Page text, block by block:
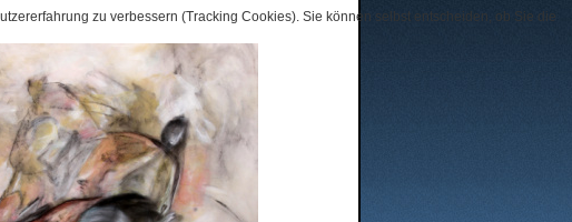
zu verbessern (Tracking Cookies). Sie können selbst entscheiden, ob Sie die